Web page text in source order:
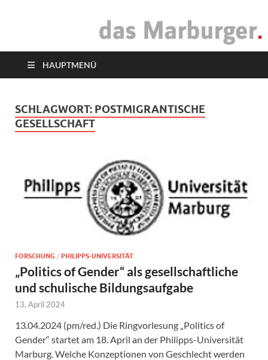
das Marburger.
HAUPTMENÜ
SCHLAGWORT: POSTMIGRANTISCHE
GESELLSCHAFT
FORSCHUNG / PHILIPPS-UNIVERSITÄT
„Politics of Gender“ als gesellschaftliche
und schulische Bildungsaufgabe
13. April 2024
13.04.2024 (pm/red.) Die Ringvorlesung „Politics of
Gender“ startet am 18. April an der Philipps-Universität
Marburg. Welche Konzeptionen von Geschlecht werden